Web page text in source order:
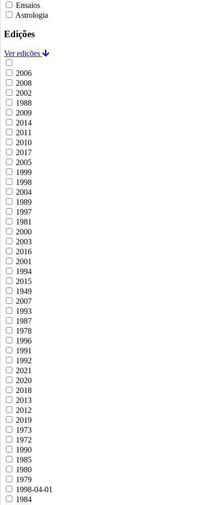
Ensaios
Astrologia
Edições
Ver edições
2006
2008
2002
1988
2009
2014
2011
2010
2017
2005
1999
1998
2004
1989
1997
1981
2000
2003
2016
2001
1994
2015
1949
2007
1993
1987
1978
1996
1991
1992
2021
2020
2018
2013
2012
2019
1973
1972
1990
1985
1980
1979
1998-04-01
1984